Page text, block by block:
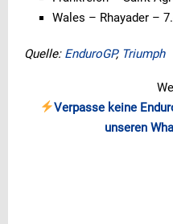
Wales – Rhayader –
Quelle: EnduroGP, Triumph
Verpasse keine
unseren